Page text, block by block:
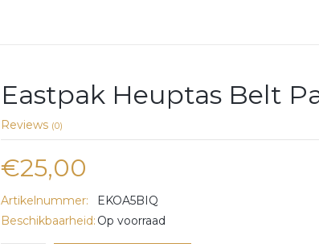
Eastpak Heuptas Belt
Reviews (0)
€25,00
Artikelnummer:
EKOA5BIQ
Beschikbaarheid: Op voorraad